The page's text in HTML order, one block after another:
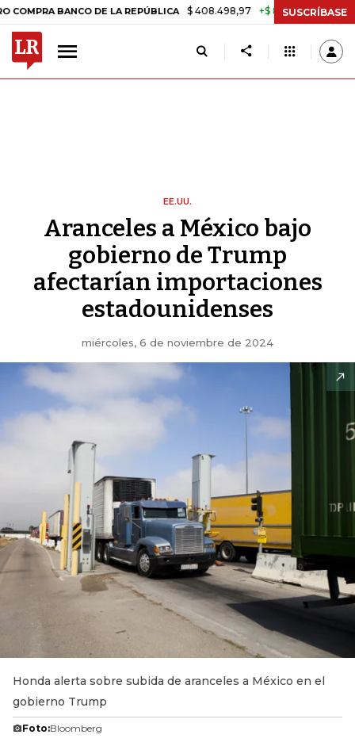
BANCO DE LA REPÚBLICA $ 408.498,97 +$ 8.753,81 +2,19% TASA
SUSCRÍBASE
EE.UU.
Aranceles a México bajo
gobierno de Trump
afectarían importaciones
estadounidenses
miércoles, 6 de noviembre de 2024
Honda alerta sobre subida de aranceles a México en el
gobierno Trump
Foto:Bloomberg